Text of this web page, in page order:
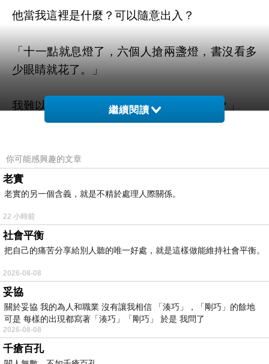
他當我這裡是什麼？可以隨意出入？
「十一點就息燈了，六個人搶兩盞燈，書沒看多
少眼睛就花了。」
我難以置信的瞪著他：「你要在這看通宵？」
我一把抽掉他面前的教科書說：「我有同意你借
我的客廳嗎？」
實在搞不懂這個人的神經構造，事先沒有徵求我
的同意就要借我的客廳通宵Ｋ書？我和他有熟到
這種程度嗎？！
「妳不會這麼小氣吧？好歹之前我也出力幫妳搬
家，這點小小回報都不肯？」
繼續閱讀
你可能感興趣的文章
老實
老實的另一個含義，就是不精於處理人際關係。
22 小時前
社會平衡
把自己的痛苦分享給別人聽的唯一好處，就是這樣做能維持社會平衡。
2026-08-08
妥協
關於妥協 我的為人和職業 沒有讓我相信 「湊巧」，「剛巧」的餘地
可是 每樣的出現都寫著「湊巧」「剛巧」 於是 我問了
2026-08-08
千瘡百孔